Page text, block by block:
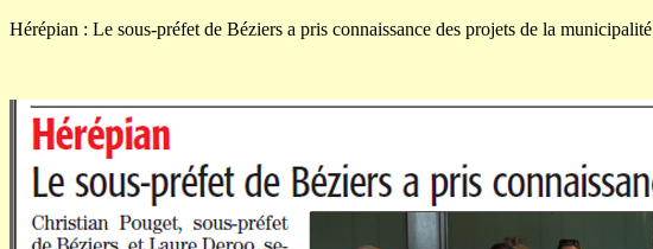
Hérépian : Le sous-préfet de Béziers a pris connaissance des projets de la municipalité